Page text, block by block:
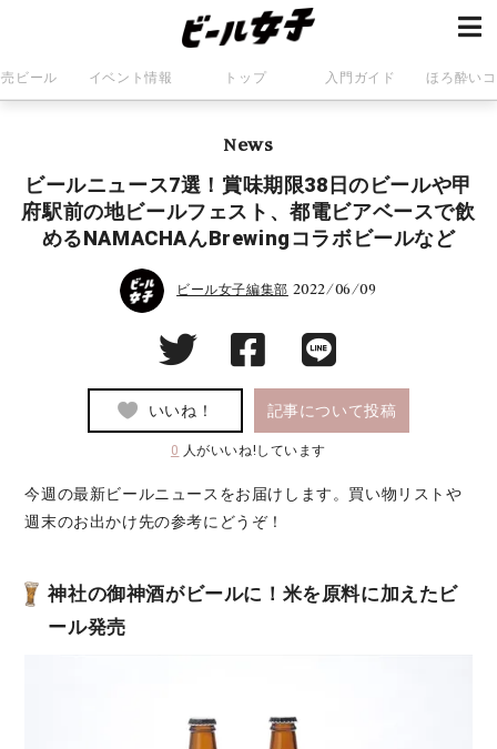
ビール イベント情報 トップ 入門ガイド ほろ酔い
News
ビールニュース7選！賞味期限38日のビールや甲
府駅前の地ビールフェスト、都電ビアベースで飲
めるNAMACHAんBrewingコラボビールなど
ビール女子編集部 2022/06/09
いいね！ 記事について投稿
0 人がいいね!しています
今週の最新ビールニュースをお届けします。買い物リストや
週末のお出かけ先の参考にどうぞ！
神社の御神酒がビールに！米を原料に加えたビ
ール発売